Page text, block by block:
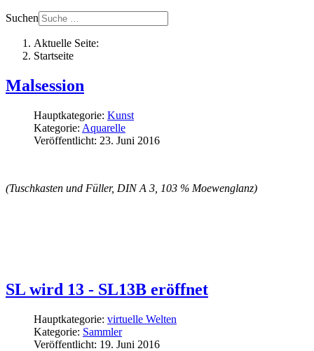
Suchen
Aktuelle Seite:
Startseite
Malsession
Hauptkategorie: Kunst
Kategorie: Aquarelle
Veröffentlicht: 23. Juni 2016
(Tuschkasten und Füller, DIN A 3, 103 % Moewenglanz)
SL wird 13 - SL13B eröffnet
Hauptkategorie: virtuelle Welten
Kategorie: Sammler
Veröffentlicht: 19. Juni 2016